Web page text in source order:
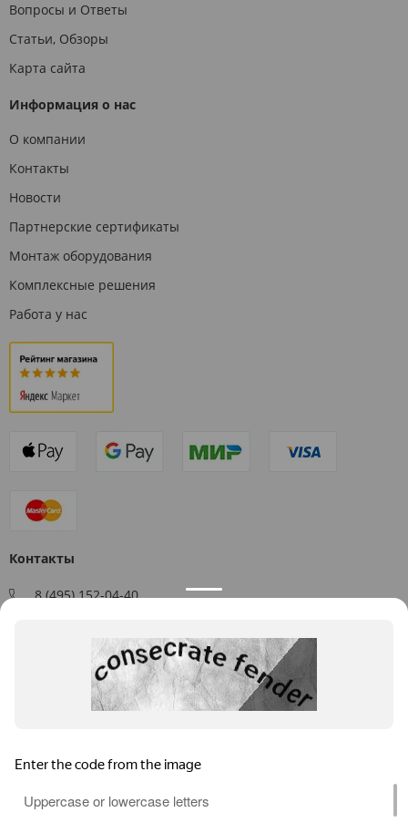
Вопросы и Ответы
Статьи, Обзоры
Карта сайта
Информация о нас
О компании
Контакты
Новости
Партнерские сертификаты
Монтаж оборудования
Комплексные решения
Работа у нас
Контакты
8 (495) 152-04-40
109544, г. Москва, ул. Большая Андроньевская, д. 17
Схема проезда
Пн-Пт: 9:00 - 18:00
Публичная оферта